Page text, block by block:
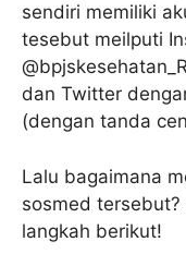
sendiri memiliki
tesebut meilputi
dan Twitter
(dengan tanda
Lalu bagaimana
sosmed
langkah berikut!